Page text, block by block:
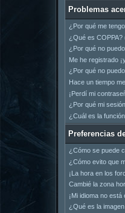
Problemas
¿Por qué me
¿Qué es COPPA?
¿Por qué no
Me he registrado
¿Por qué no
Hace un tiempo
¡Perdí mi
¿Por qué mi
¿Cuál es la
Preferencias
¿Cómo se puede
¿Cómo evito que
¡La hora en los
Cambié la zona
¡Mi idioma no está
¿Qué es la